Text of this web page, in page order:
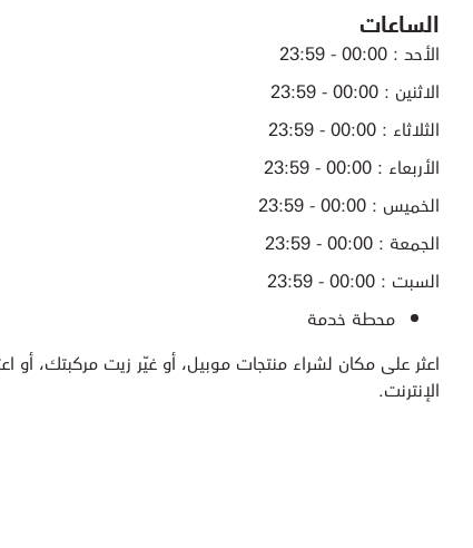
الساعات
الأحد : 00:00 - 23:59
الاثنين : 00:00 - 23:59
الثلاثاء : 00:00 - 23:59
الأربعاء : 00:00 - 23:59
الخميس : 00:00 - 23:59
الجمعة : 00:00 - 23:59
السبت : 00:00 - 23:59
محطة خدمة
اعثر على مكان لشراء منتجات موبيل، أو غيّر زيت مركبتك، أو
الإنترنت.